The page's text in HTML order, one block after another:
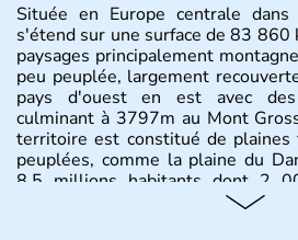
Située en Europe centrale
s'étend sur une surface de 83 860
paysages principalement
peu peuplée, largement
pays d'ouest en est avec des
culminant à 3797m au Mont
territoire est constitué de
peuplées, comme la plaine du
8.5 millions habitants dont 2